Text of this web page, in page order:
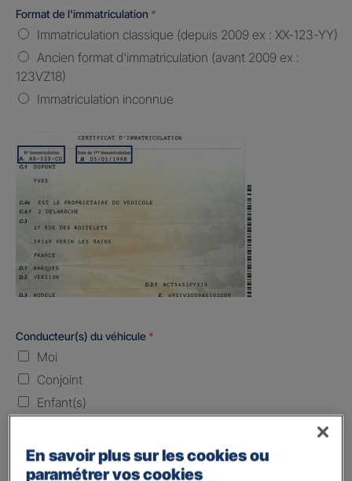
Format de l'immatriculation *
Immatriculation classique (depuis 2009 ex : XX-123-YY)
Ancien format d'immatriculation (avant 2009 ex :
123VZ18)
Immatriculation inconnue
Conducteur(s) du véhicule *
Moi
Conjoint
Enfant(s)
En savoir plus sur les cookies ou
paramétrer vos cookies